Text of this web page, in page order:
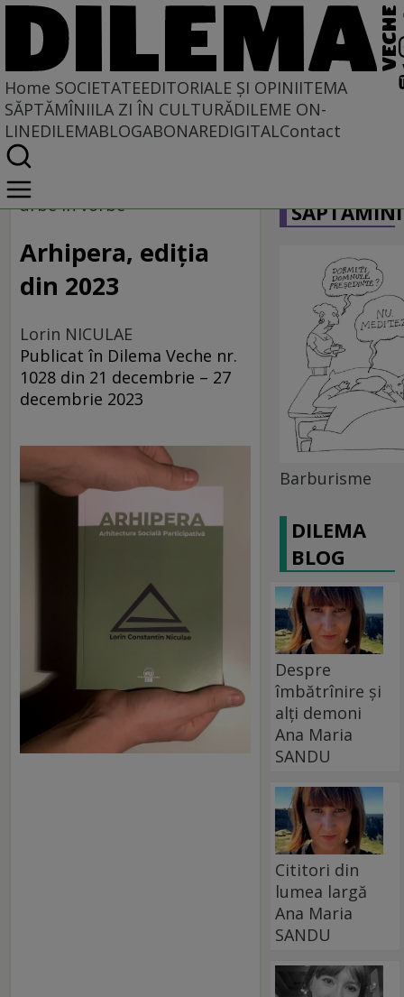
Home SOCIETATEEDITORIALE ȘI OPINIITEMA
SĂPTĂMÎNIILA ZI ÎN CULTURĂDILEME ON-
LINEDILEMABLOGABONAREDIGITALContact
Home
Societate
urbe în vorbe
Arhipera, ediția
din 2023
Lorin NICULAE
Publicat în Dilema Veche nr.
1028 din 21 decembrie – 27
decembrie 2023
Barburisme
DILEMA
BLOG
Despre
îmbătrînire și
alți demoni
Ana Maria
SANDU
Cititori din
lumea largă
Ana Maria
SANDU